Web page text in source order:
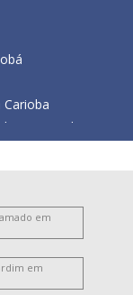
Carioba
Imperador
Vila Frezzarim
Vila Bertini
em
em